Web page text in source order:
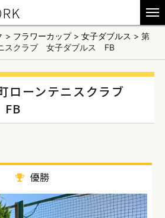
> フラワーカップ> 女子ダブルス > 第
スクラブ 女子ダブルス FB
ーンテニスクラブ
優勝